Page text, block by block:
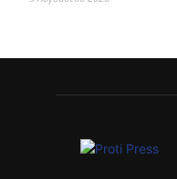
Επιπλέον 8.000